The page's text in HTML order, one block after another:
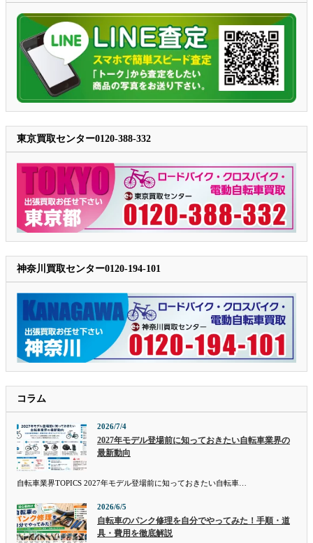
東京買取センター0120-388-332
神奈川買取センター0120-194-101
コラム
2026/7/4
2027年モデル登場前に知っておきたい自転車業界の
最新動向
自転車業界TOPICS 2027年モデル登場前に知っておきたい自転車…
2026/6/5
自転車のパンク修理を自分でやってみた！手順・道
具・費用を徹底解説